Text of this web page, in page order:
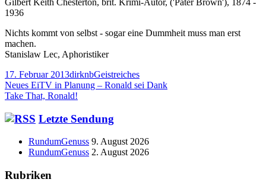
1936
Nichts kommt von selbst - sogar eine Dummheit muss man erst
machen.
Stanislaw Lec, Aphoristiker
Veröffentlicht
am
17. Februar 2013Autor
dirknbKategorien
Geistreiches
Beitragsnavigation
Vorheriger
Beitrag:
Neues EiTV in Planung – Ronald sei Dank
Nächster
Take That, Ronald!
Haupt-
Seitenleiste
Letzte Sendung
RundumGenuss 9. August 2026
RundumGenuss 2. August 2026
Rubriken